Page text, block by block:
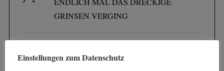
GRINSEN VERGING
DEZEMBER 2025: WENN AN
Einstellungen zum Datenschutz